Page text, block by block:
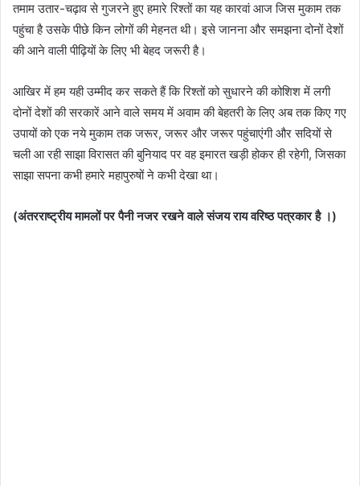
तमाम उतार-चढ़ाव से गुजरने हुए हमारे रिश्तों का यह कारवां आज जिस मुकाम तक
पहुंचा है उसके पीछे किन लोगों की मेहनत थी। इसे जानना और समझना दोनों देशों
की आने वाली पीढ़ियों के लिए भी बेहद जरूरी है।
आखिर में हम यही उम्मीद कर सकते हैं कि रिश्तों को सुधारने की कोशिश में लगी
दोनों देशों की सरकारें आने वाले समय में अवाम की बेहतरी के लिए अब तक किए गए
उपायों को एक नये मुकाम तक जरूर, जरूर और जरूर पहुंचाएंगी और सदियों से
चली आ रही साझा विरासत की बुनियाद पर वह इमारत खड़ी होकर ही रहेगी, जिसका
साझा सपना कभी हमारे महापुरुषों ने कभी देखा था।
(अंतरराष्ट्रीय मामलों पर पैनी नजर रखने वाले संजय राय वरिष्ठ पत्रकार है ।)